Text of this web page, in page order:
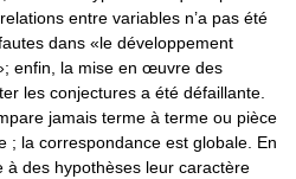
entre variables n’a pas été
dans «le développement
enfin, la mise en œuvre des
les conjectures a été défaillante.
jamais terme à terme ou pièce
; la correspondance est globale. En
à des hypothèses leur caractère